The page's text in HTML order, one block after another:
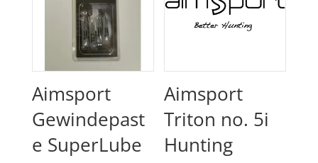
Aimsport
Gewindepast
e SuperLube
Aimsport
Triton no. 5i
Hunting